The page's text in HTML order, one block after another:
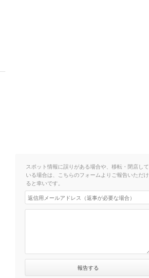
スポット情報に誤りがある場合や、移転・閉店して
いる場合は、こちらのフォームよりご報告いただけ
ると幸いです。